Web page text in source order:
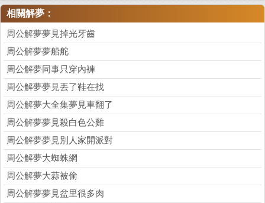
相關解夢：
周公解夢夢見掉光牙齒
周公解夢夢船舵
周公解夢同事只穿內褲
周公解夢夢見丟了鞋在找
周公解夢大全集夢見車翻了
周公解夢夢見殺白色公雞
周公解夢夢見別人家開派對
周公解夢大蜘蛛網
周公解夢大蒜被偷
周公解夢夢見盆里很多肉